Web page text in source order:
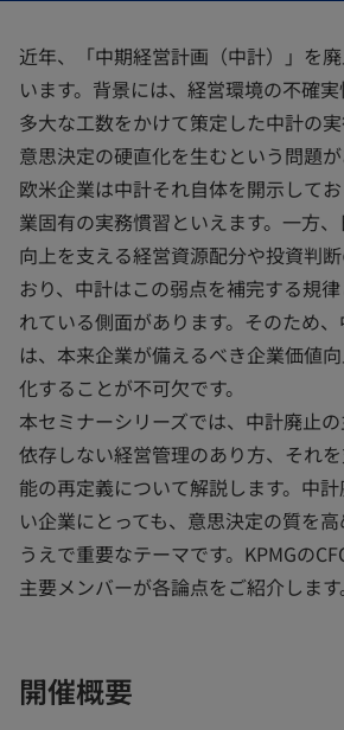
近年、「中期経営計画（中計）」を
います。背景には、経営環境の不確実
多大な工数をかけて策定した中計の
意思決定の硬直化を生むという問題
欧米企業は中計それ自体を開示して
業固有の実務慣習といえます。一方
向上を支える経営資源配分や投資判
おり、中計はこの弱点を補完する規
れている側面があります。そのため
は、本来企業が備えるべき企業価値
化することが不可欠です。
本セミナーシリーズでは、中計廃止
依存しない経営管理のあり方、それ
能の再定義について解説します。中
い企業にとっても、意思決定の質を
うえで重要なテーマです。KPMGの
主要メンバーが各論点をご紹介します
開催概要